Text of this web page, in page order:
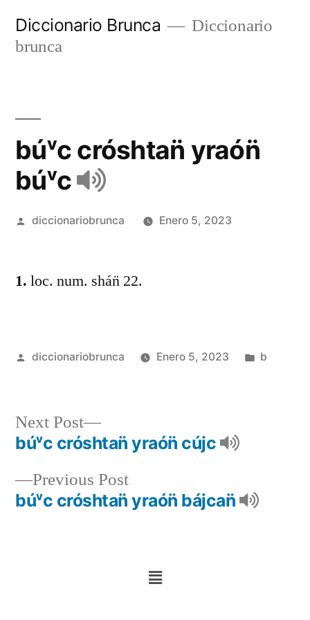
Diccionario Brunca
Diccionario
brunca
búᵛc cróshtan̈ yraón̈
búᵛc
diccionariobrunca Enero 5, 2023
1. loc. num. shán̈ 22.
diccionariobrunca Enero 5, 2023 b
Previous Post
búᵛc cróshtan̈ yraón̈ bájcan̈
Next Post
búᵛc cróshtan̈ yraón̈ cújc